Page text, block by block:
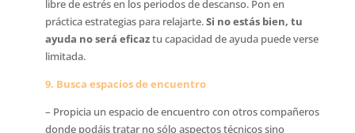
libre de estrés en los periodos de descanso. Pon en
práctica estrategias para relajarte.Si no estás bien, tu
ayuda no será eficaztu capacidad de ayuda puede verse
limitada.
9. Busca espacios de encuentro
– Propicia un espacio de encuentro con otros compañeros
donde podáis tratar no sólo aspectos técnicos sino